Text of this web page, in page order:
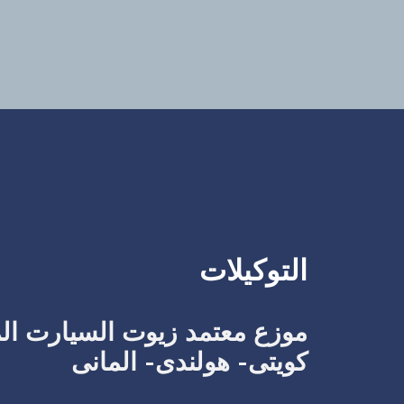
التوكيلات
موزع معتمد زيوت السيارت
كويتى- هولندى- المانى